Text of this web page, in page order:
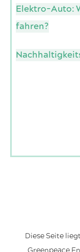
Elektro-Auto:
fahren?
Diese Seite